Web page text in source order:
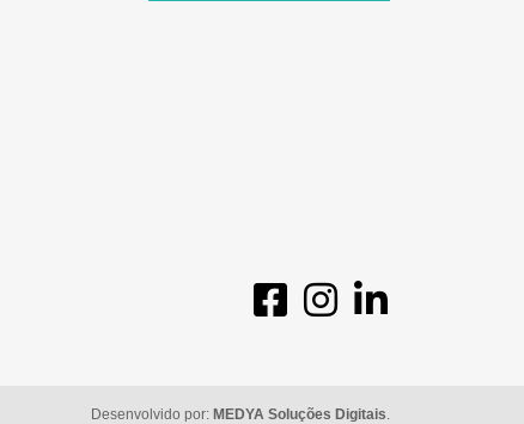
Desenvolvido por: MEDYA Soluções Digitais.